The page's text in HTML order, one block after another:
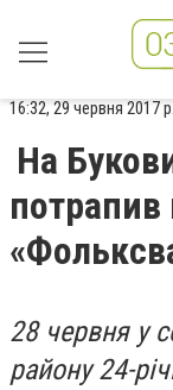
16:32, 29 червня 2017 р.
На
потрапив
28 червня у
району 24-